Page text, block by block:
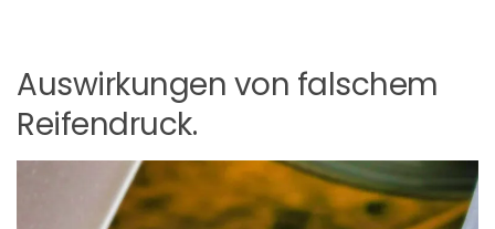
Auswirkungen von falschem
Reifendruck.